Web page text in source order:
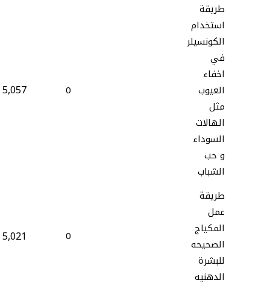
طريقة
استخدام
الكونسيلر
في
اخفاء
العيوب
مثل
الهالات
السوداء
و حب
الشباب
0
5,057
طريقة
عمل
المكياج
الصحيحه
للبشرة
الدهنيه
0
5,021